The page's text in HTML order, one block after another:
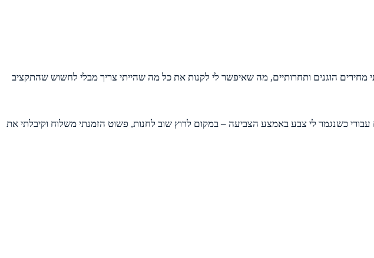
מחירים הוגנים ותחרותיים, מה שאיפשר לי לקנות את כל מה שהייתי צריך מבלי לחשוש שהתקציב
כשנגמר לי צבע באמצע הצביעה – במקום לרוץ שוב לחנות, פשוט הזמנתי משלוח וקיבלתי את